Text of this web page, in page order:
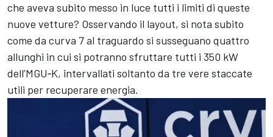
che aveva subito messo in luce tutti i limiti di queste
nuove vetture? Osservando il layout, si nota subito
come da curva 7 al traguardo si susseguano quattro
allunghi in cui si potranno sfruttare tutti i 350 kW
dell’MGU‑K, intervallati soltanto da tre vere staccate
utili per recuperare energia.